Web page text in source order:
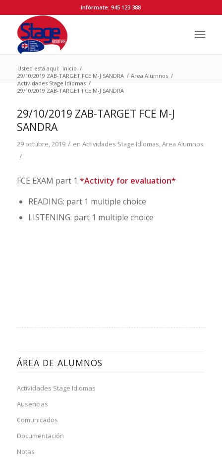
Infórmate: 945 123 388
Usted está aquí: Inicio /
29/10/2019 ZAB-TARGET FCE M-J SANDRA / Area Alumnos /
Actividades Stage Idiomas /
29/10/2019 ZAB-TARGET FCE M-J SANDRA
29/10/2019 ZAB-TARGET FCE M-J
SANDRA
29 octubre, 2019 / en Actividades Stage Idiomas,Area Alumnos
/
FCE EXAM part 1 *Activity for evaluation*
READING: part 1 multiple choice
LISTENING: part 1 multiple choice
ÁREA DE ALUMNOS
Actividades Stage Idiomas
Ausencias
Comunicados
Documentación
Notas